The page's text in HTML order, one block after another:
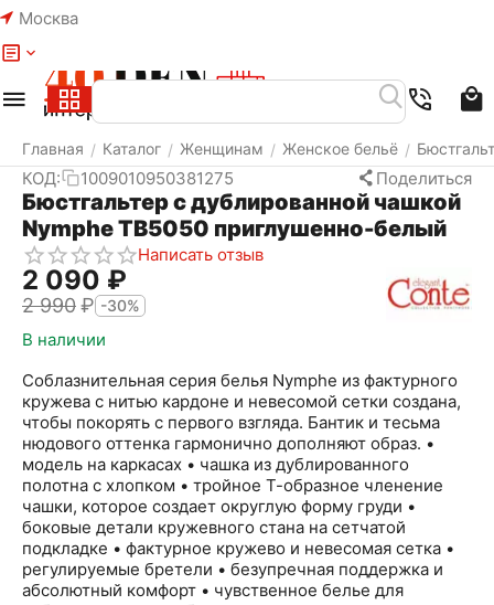
Москва
Главная / Каталог / Женщинам / Женское бельё /
КОД: 1009010950381275 Поделиться
Бюстгальтер с дублированной чашкой
Nymphe ТВ5050 приглушенно-белый
Написать отзыв
2 090 ₽
2 990₽ -30%
В наличии
Соблазнительная серия белья Nymphe из фактурного
кружева с нитью кардоне и невесомой сетки создана,
чтобы покорять с первого взгляда. Бантик и тесьма
нюдового оттенка гармонично дополняют образ. •
модель на каркасах • чашка из дублированного
полотна с хлопком • тройное Т-образное членение
чашки, которое создает округлую форму груди •
боковые детали кружевного стана на сетчатой
подкладке • фактурное кружево и невесомая сетка •
регулируемые бретели • безупречная поддержка и
абсолютный комфорт • чувственное белье для
Меню